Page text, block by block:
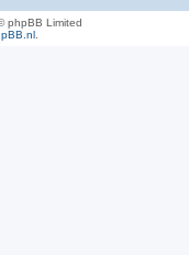
phpBB Limited